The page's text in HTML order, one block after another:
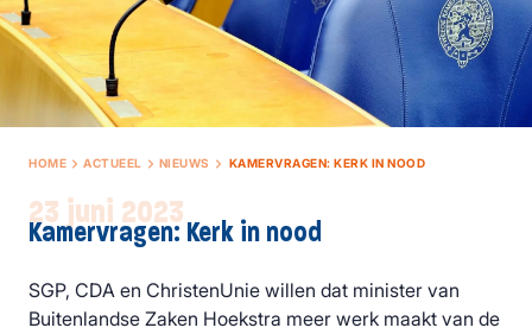
HOME ACTUEEL NIEUWS KAMERVRAGEN: KERK IN NOOD
23 juni 2023
Kamervragen: Kerk in nood
SGP, CDA en ChristenUnie willen dat minister van
Buitenlandse Zaken Hoekstra meer werk maakt van de